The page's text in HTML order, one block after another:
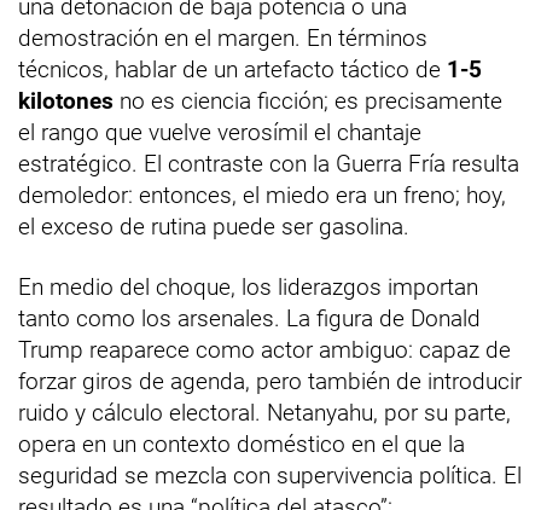
una detonación de baja potencia o una
demostración en el margen. En términos
técnicos, hablar de un artefacto táctico de 1-5
kilotones no es ciencia ficción; es precisamente
el rango que vuelve verosímil el chantaje
estratégico. El contraste con la Guerra Fría resulta
demoledor: entonces, el miedo era un freno; hoy,
el exceso de rutina puede ser gasolina.
En medio del choque, los liderazgos importan
tanto como los arsenales. La figura de Donald
Trump reaparece como actor ambiguo: capaz de
forzar giros de agenda, pero también de introducir
ruido y cálculo electoral. Netanyahu, por su parte,
opera en un contexto doméstico en el que la
seguridad se mezcla con supervivencia política. El